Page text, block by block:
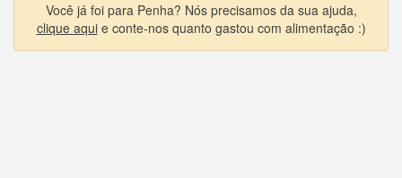
Você já foi para Penha? Nós precisamos da sua ajuda,
clique aquie conte-nos quanto gastou com alimentação :)